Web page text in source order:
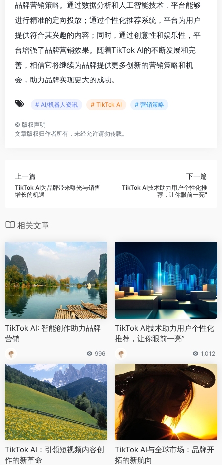
品牌营销策略。通过数据分析和人工智能技术，平台能够
进行精准的定向投放；通过个性化推荐系统，平台为用户
提供符合其兴趣的内容；同时，通过创意性和娱乐性，平
台增强了品牌营销效果。随着TikTok AI的不断发展和完
善，相信它将继续为品牌提供更多创新的营销策略和机
会，助力品牌实现更大的成功。
# AI/机器人资讯 # TikTok AI # 营销策略
© 版权声明
文章版权归作者所有，未经允许请勿转载。
上一篇
TikTok AI为品牌带来曝光与销售
增长的机遇
下一篇
TikTok AI技术助力用户个性化推
荐，让你眼前一亮"
相关文章
TikTok AI: 智能创作助力品牌
营销
996
TikTok AI技术助力用户个性化
推荐，让你眼前一亮”
1,012
TikTok AI：引领短视频内容创
作的新革命
TikTok AI与全球市场：品牌开
拓的新航向